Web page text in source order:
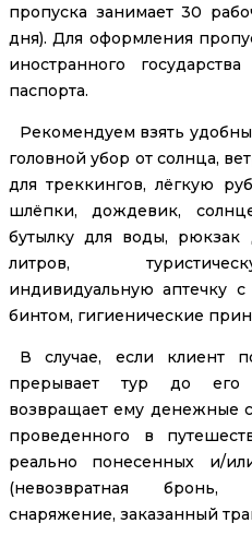
пропуска занимает 30
дня). Для оформления
иностранного
паспорта.
Рекомендуем взять
головной убор от солнца,
для треккингов, лёгкую
шлёпки, дождевик,
бутылку для воды,
литров,
индивидуальную аптечку
бинтом, гигиенические
В случае, если клиент
прерывает тур до его
возвращает ему денежные
проведенного в
реально понесенных и/
(невозвратная бронь,
снаряжение, заказанный